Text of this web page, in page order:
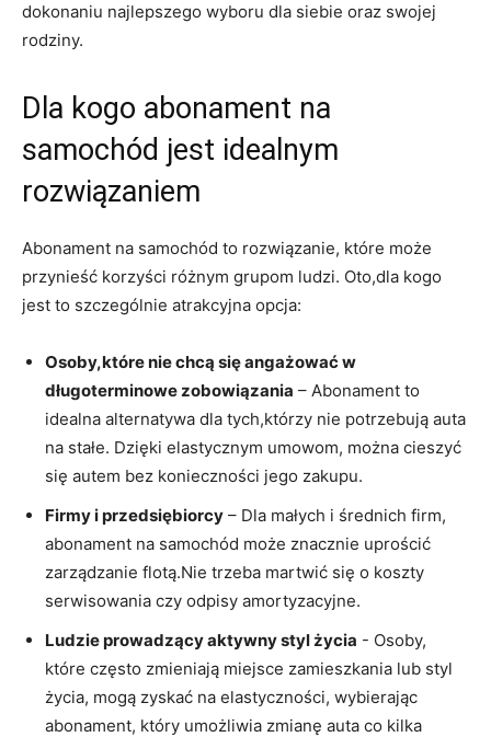
dokonaniu najlepszego‌ wyboru dla siebie oraz swojej
⁢rodziny.
Dla kogo abonament na
samochód jest idealnym
rozwiązaniem
Abonament na samochód to rozwiązanie, które może
przynieść korzyści różnym grupom ludzi. Oto,dla kogo
jest to szczególnie‌ atrakcyjna ⁣opcja:
Osoby,które nie chcą się angażować⁤ w
‌długoterminowe zobowiązania – Abonament to ​
idealna alternatywa ⁤dla tych,którzy ‍nie potrzebują auta
‍na stałe. ⁣Dzięki⁢ elastycznym umowom, ⁣można cieszyć‌
się autem bez konieczności jego zakupu.
Firmy ‌i przedsiębiorcy – Dla małych⁢ i średnich⁢ firm,
abonament na samochód może znacznie⁣ uprościć
zarządzanie flotą.Nie trzeba⁢ martwić‌ się o koszty
serwisowania czy odpisy ‌amortyzacyjne.
Ludzie prowadzący aktywny styl życia -⁤ Osoby,
które często zmieniają miejsce ⁢zamieszkania lub styl
życia, mogą zyskać na ⁣elastyczności, wybierając
abonament, który umożliwia zmianę auta co kilka ​